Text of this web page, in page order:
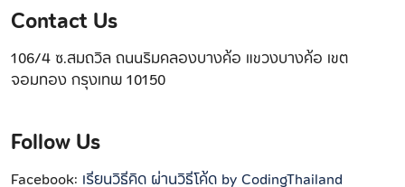
Contact Us
106/4 ซ.สมถวิล ถนนริมคลองบางค้อ แขวงบางค้อ เขต
จอมทอง กรุงเทพ 10150
Follow Us
Facebook: เรียนวิธีคิด ผ่านวิธีโค้ด by CodingThailand